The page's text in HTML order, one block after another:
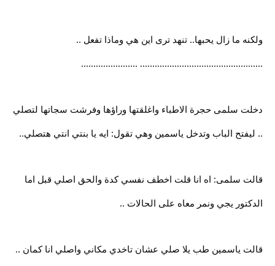
ولكنه ما زال يحبها.. تنهد ترى اين هي وماذا تفعل ..
.................................................. .......................
دخلت سلمى حجرة الاطباء واغلقتها وراؤها وفرشت سجاتها لتصلي
.. ليفتح الباب وتدخل ياسمين وهي تقول: ايه يا بنتي انتي هتصلي..
قالت سلمى: اه انا قلت اخطف نفسي كدة والحق اصلي قبل اما
الدكتور يجي ونمر معاه على الحالات ..
قالت ياسمين طب يلا صلي عشان تاخدي مكاني واصلي انا كمان ..